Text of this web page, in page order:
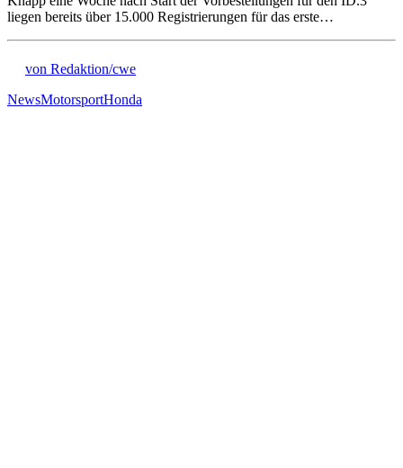
liegen bereits über 15.000 Registrierungen für das erste…
von Redaktion/cwe
NewsMotorsportHonda